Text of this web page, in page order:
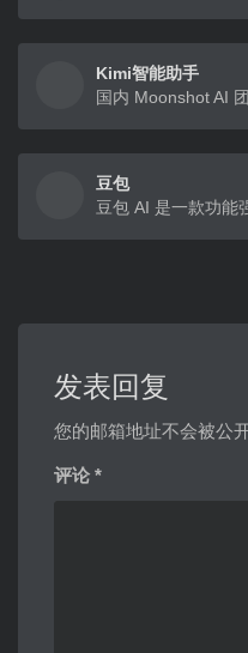
Kimi智能助手
豆包
发表回复
您的邮箱地址不会被公开
评论 *